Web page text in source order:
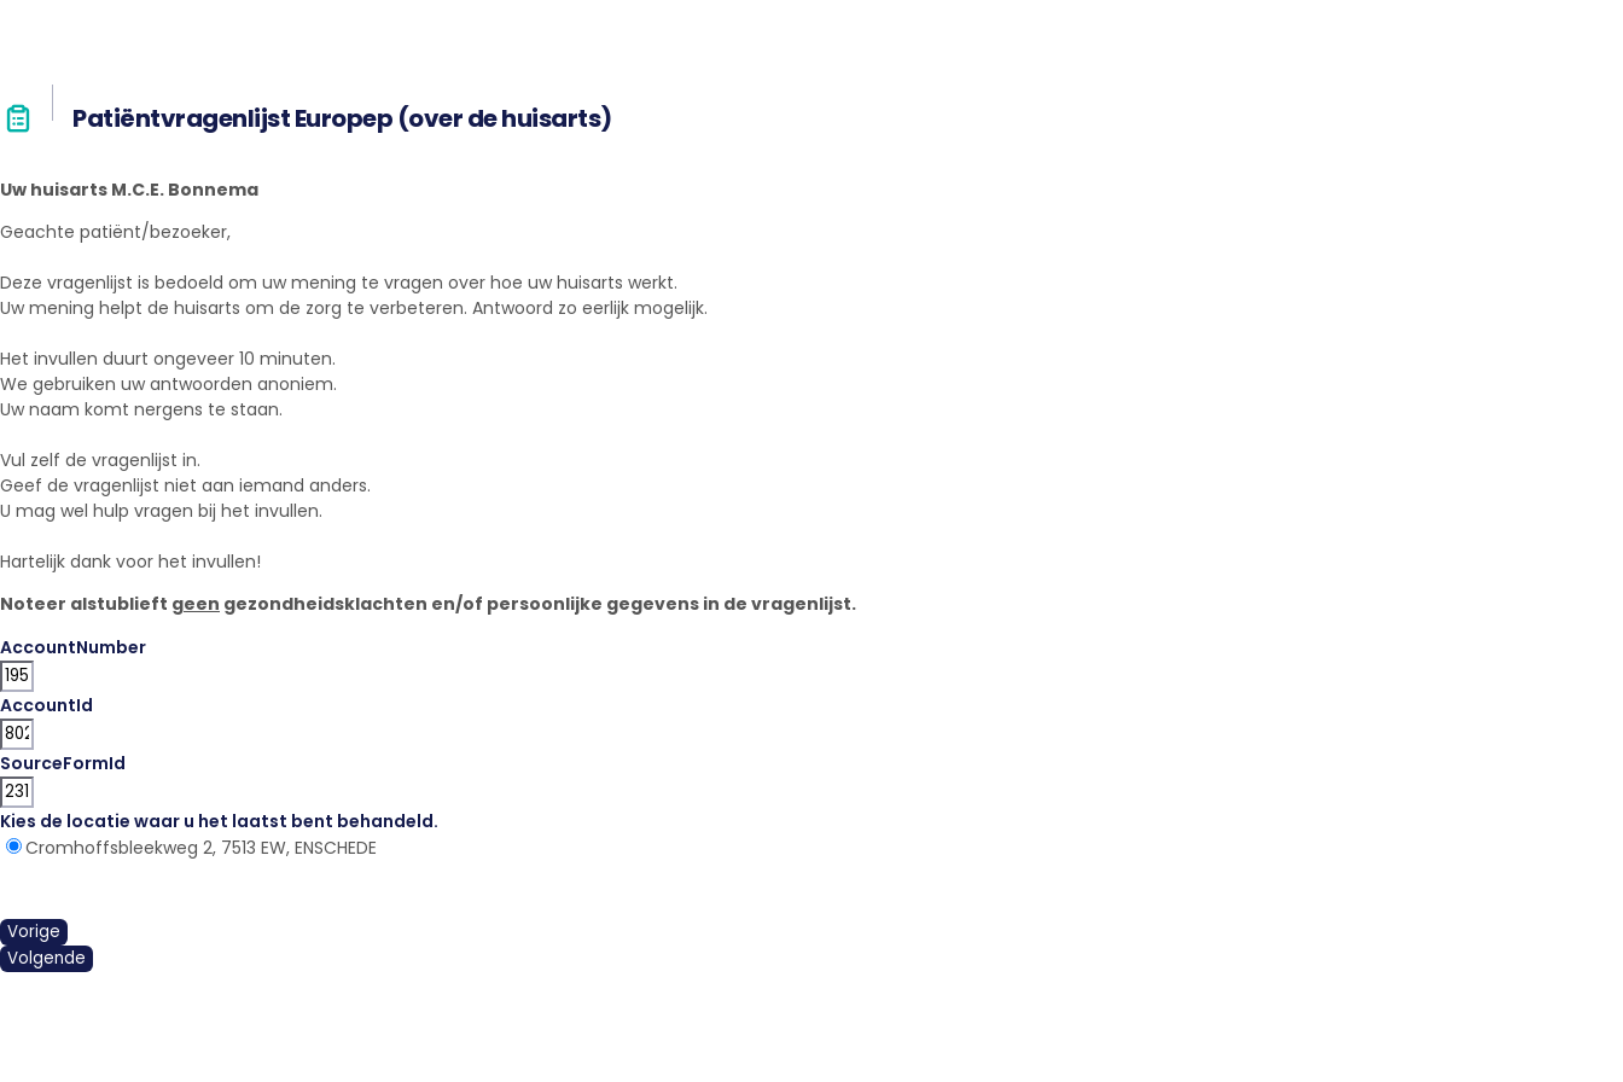
Patiëntvragenlijst Europep (over de huisarts)
Uw huisarts M.C.E. Bonnema
Geachte patiënt/bezoeker,
Deze vragenlijst is bedoeld om uw mening te vragen over hoe uw huisarts werkt.
Uw mening helpt de huisarts om de zorg te verbeteren. Antwoord zo eerlijk mogelijk.
Het invullen duurt ongeveer 10 minuten.
We gebruiken uw antwoorden anoniem.
Uw naam komt nergens te staan.
Vul zelf de vragenlijst in.
Geef de vragenlijst niet aan iemand anders.
U mag wel hulp vragen bij het invullen.
Hartelijk dank voor het invullen!
Noteer alstublieft geen gezondheidsklachten en/of persoonlijke gegevens in de vragenlijst.
AccountNumber
AccountId
SourceFormId
Kies de locatie waar u het laatst bent behandeld.
Cromhoffsbleekweg 2, 7513 EW, ENSCHEDE
Vorige
Volgende